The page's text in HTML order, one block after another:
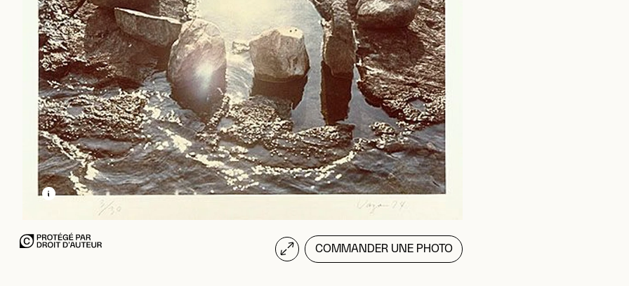
EN SAVOIR PLUS SUR CETTE IMAGE
OUVRIR LA MODALE
COMMANDER UNE PHOTO